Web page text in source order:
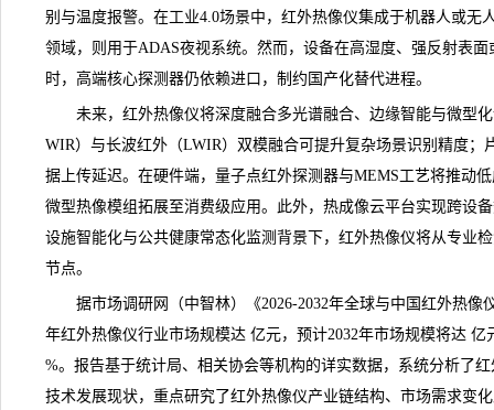
别与温度报警。在工业4.0场景中， 红外热像仪集成于机器人或无
领域，则用于ADAS夜视系统。然而，设备在高湿度、强反射表
时，高端核心探测器仍依赖进口，制约国产化替代进程。
未来，红外热像仪将深度融合多光谱融合、边缘智能与微型
WIR）与长波红外（LWIR）双模融合可提升复杂场景识别精度
据上传延迟。在硬件端，量子点红外探测器与MEMS工艺将推动
微型热像模组拓展至消费级应用。此外，热成像云平台实现跨设
设施智能化与公共健康常态化监测背景下，红外热像仪将从专业
节点。
据市场调研网（中智林）《2026-2032年全球与中国红外热像
年红外热像仪行业市场规模达 亿元，预计2032年市场规模将达
%。报告基于统计局、相关协会等机构的详实数据，系统分析了
技术发展现状，重点研究了红外热像仪产业链结构、市场需求变